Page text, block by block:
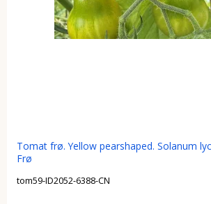
Tomat frø. Yellow pearshaped. Solanum
Frø
tom59-ID2052-6388-CN